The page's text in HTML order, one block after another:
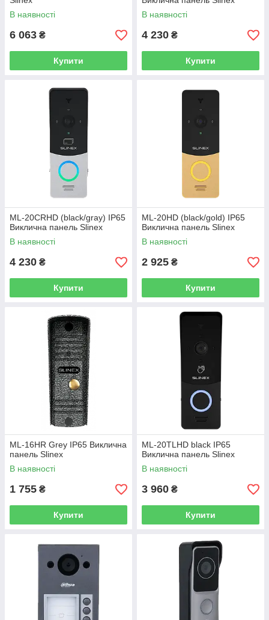
В наявності
6 063 ₴
Купити
В наявності
4 230 ₴
Купити
ML-20CRHD (black/gray) IP65
Виклична панель Slinex
В наявності
4 230 ₴
Купити
ML-20HD (black/gold) IP65
Виклична панель Slinex
В наявності
2 925 ₴
Купити
ML-16HR Grey IP65 Виклична
панель Slinex
В наявності
1 755 ₴
Купити
ML-20TLHD black IP65
Виклична панель Slinex
В наявності
3 960 ₴
Купити